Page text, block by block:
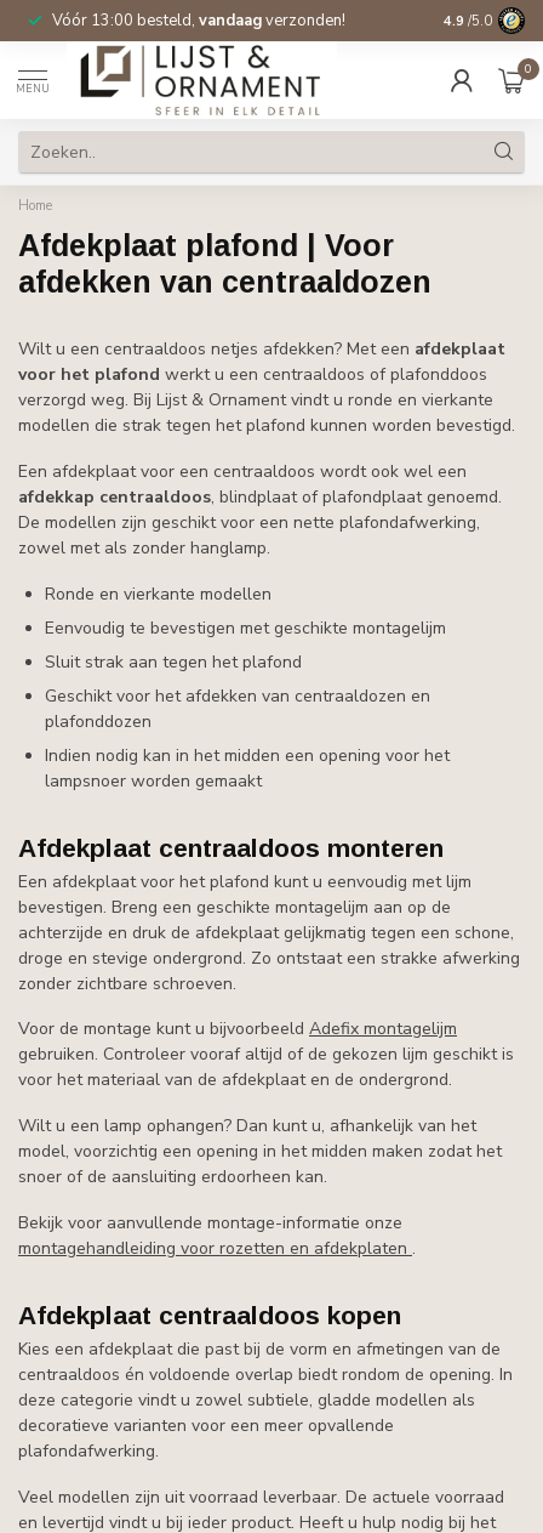
Vóór 13:00 besteld, vandaagverzonden! Gratis
4.9 /5.0
MENU
0
Home
Afdekplaat plafond | Voor
afdekken van centraaldozen
Wilt u een centraaldoos netjes afdekken? Met een afdekplaat
voor het plafond werkt u een centraaldoos of plafonddoos
verzorgd weg. Bij Lijst & Ornament vindt u ronde en vierkante
modellen die strak tegen het plafond kunnen worden bevestigd.
Een afdekplaat voor een centraaldoos wordt ook wel een
afdekkap centraaldoos, blindplaat of plafondplaat genoemd.
De modellen zijn geschikt voor een nette plafondafwerking,
zowel met als zonder hanglamp.
Ronde en vierkante modellen
Eenvoudig te bevestigen met geschikte montagelijm
Sluit strak aan tegen het plafond
Geschikt voor het afdekken van centraaldozen en
plafonddozen
Indien nodig kan in het midden een opening voor het
lampsnoer worden gemaakt
Afdekplaat centraaldoos monteren
Een afdekplaat voor het plafond kunt u eenvoudig met lijm
bevestigen. Breng een geschikte montagelijm aan op de
achterzijde en druk de afdekplaat gelijkmatig tegen een schone,
droge en stevige ondergrond. Zo ontstaat een strakke afwerking
zonder zichtbare schroeven.
Voor de montage kunt u bijvoorbeeld Adefix montagelijm
gebruiken. Controleer vooraf altijd of de gekozen lijm geschikt is
voor het materiaal van de afdekplaat en de ondergrond.
Wilt u een lamp ophangen? Dan kunt u, afhankelijk van het
model, voorzichtig een opening in het midden maken zodat het
snoer of de aansluiting erdoorheen kan.
Bekijk voor aanvullende montage-informatie onze
montagehandleiding voor rozetten en afdekplaten .
Afdekplaat centraaldoos kopen
Kies een afdekplaat die past bij de vorm en afmetingen van de
centraaldoos én voldoende overlap biedt rondom de opening. In
deze categorie vindt u zowel subtiele, gladde modellen als
decoratieve varianten voor een meer opvallende
plafondafwerking.
Veel modellen zijn uit voorraad leverbaar. De actuele voorraad
en levertijd vindt u bij ieder product. Heeft u hulp nodig bij het